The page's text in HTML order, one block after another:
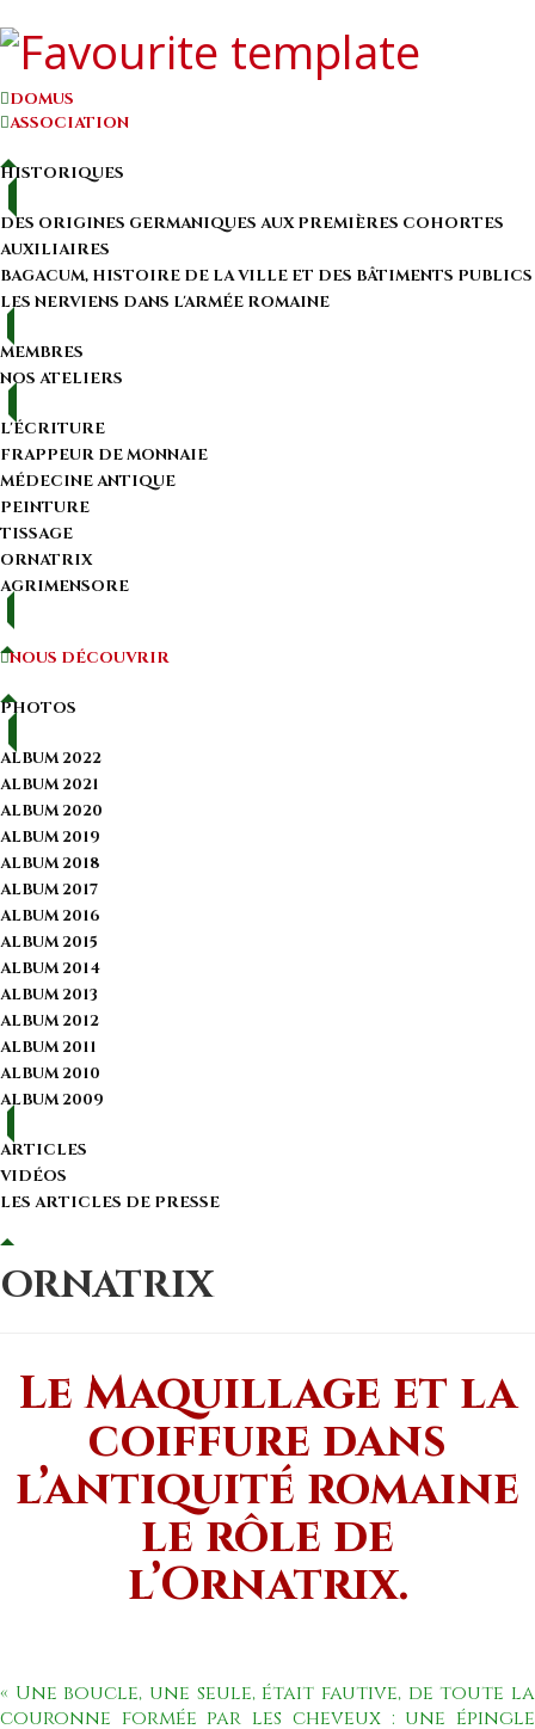
DOMUS
ASSOCIATION
HISTORIQUES
DES ORIGINES GERMANIQUES AUX PREMIÈRES COHORTES
AUXILIAIRES
BAGACUM, HISTOIRE DE LA VILLE ET DES BÂTIMENTS PUBLICS
LES NERVIENS DANS L'ARMÉE ROMAINE
MEMBRES
NOS ATELIERS
L'ÉCRITURE
FRAPPEUR DE MONNAIE
MÉDECINE ANTIQUE
PEINTURE
TISSAGE
ORNATRIX
AGRIMENSORE
NOUS DÉCOUVRIR
PHOTOS
ALBUM 2022
ALBUM 2021
ALBUM 2020
ALBUM 2019
ALBUM 2018
ALBUM 2017
ALBUM 2016
ALBUM 2015
ALBUM 2014
ALBUM 2013
ALBUM 2012
ALBUM 2011
ALBUM 2010
ALBUM 2009
ARTICLES
VIDÉOS
LES ARTICLES DE PRESSE
ORNATRIX
Le Maquillage et la
coiffure dans
l’antiquité romaine
le rôle de
l’Ornatrix.
« Une boucle, une seule, était fautive, de toute la
couronne formée par les cheveux : une épingle